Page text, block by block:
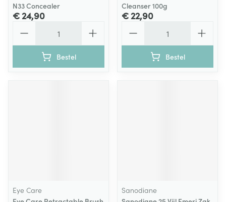
N33 Concealer
€ 24,90
Bestel
Cleanser 100g
€ 22,90
Bestel
Eye Care
Sanodiane